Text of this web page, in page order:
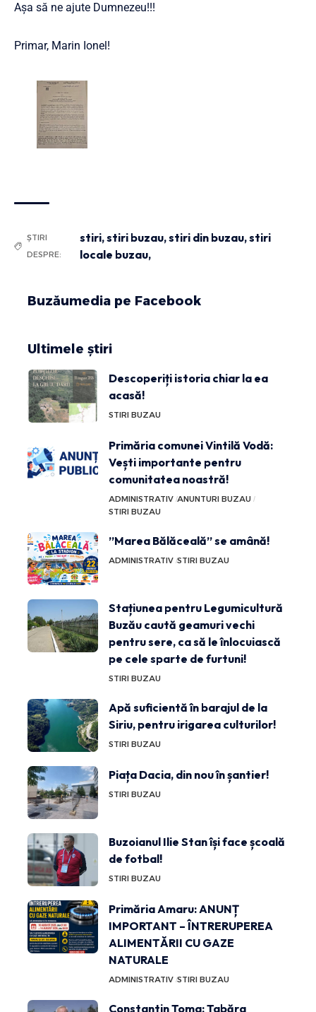
Așa să ne ajute Dumnezeu!!!
Primar, Marin Ionel!
ȘTIRI
DESPRE:
stiri,stiri buzau,stiri din buzau,stiri
locale buzau,
Buzăumedia pe Facebook
Ultimele știri
Descoperiți istoria chiar la ea
acasă!
STIRI BUZAU
Primăria comunei Vintilă Vodă:
Vești importante pentru
comunitatea noastră!
ADMINISTRATIV ANUNTURI BUZAU
STIRI BUZAU
”Marea Bălăceală” se amână!
ADMINISTRATIV STIRI BUZAU
Stațiunea pentru Legumicultură
Buzău caută geamuri vechi
pentru sere, ca să le înlocuiască
pe cele sparte de furtuni!
STIRI BUZAU
Apă suficientă în barajul de la
Siriu, pentru irigarea culturilor!
STIRI BUZAU
Piața Dacia, din nou în șantier!
STIRI BUZAU
Buzoianul Ilie Stan își face școală
de fotbal!
STIRI BUZAU
Primăria Amaru: ANUNȚ
IMPORTANT – ÎNTRERUPEREA
ALIMENTĂRII CU GAZE
NATURALE
ADMINISTRATIV STIRI BUZAU
Constantin Toma: Tabăra